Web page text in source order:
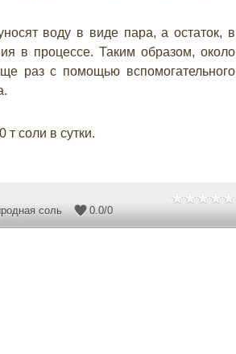
воду в виде пара, а остаток, в
в процессе. Таким образом, около
раз с помощью вспомогательного
т соли в сутки.
соль 0.0/0